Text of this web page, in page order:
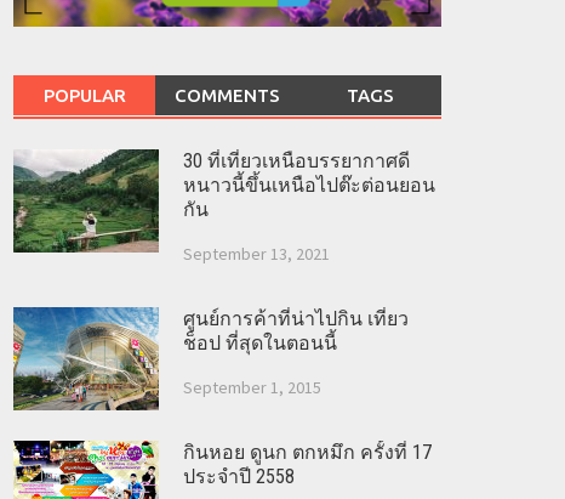
POPULAR COMMENTS TAGS
30 ที่เที่ยวเหนือบรรยากาศดี
หนาวนี้ขึ้นเหนือไปต๊ะต่อนยอน
กัน
September 13, 2021
ศูนย์การค้าที่น่าไปกิน เที่ยว
ช็อป ที่สุดในตอนนี้
September 1, 2015
กินหอย ดูนก ตกหมึก ครั้งที่ 17
ประจำปี 2558